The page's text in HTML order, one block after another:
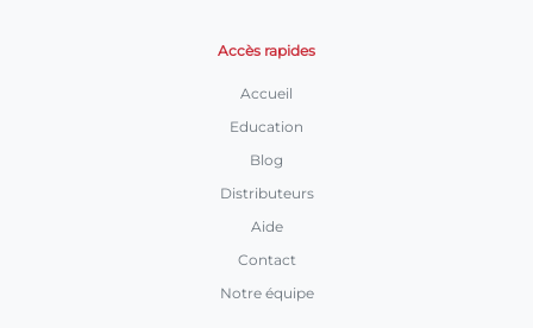
Accès rapides
Accueil
Education
Blog
Distributeurs
Aide
Contact
Notre équipe